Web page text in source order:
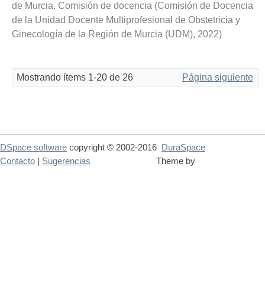
de Murcia. Comisión de docencia (Comisión de Docencia
de la Unidad Docente Multiprofesional de Obstetricia y
Ginecología de la Región de Murcia (UDM), 2022)
Mostrando ítems 1-20 de 26 Página siguiente
DSpace software copyright © 2002-2016
DuraSpace
Theme by
Contacto Sugerencias